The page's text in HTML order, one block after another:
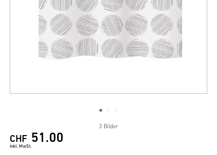
3 Bilder
CHF 51.00
inkl. MwSt.